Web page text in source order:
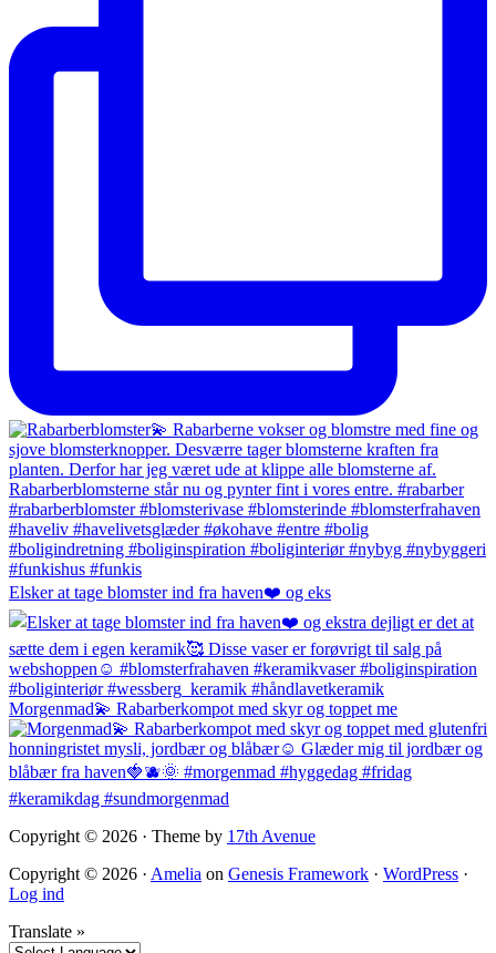
Elsker at tage blomster ind fra haven❤️ og eks
Morgenmad💫 Rabarberkompot med skyr og toppet me
Copyright © 2026 · Theme by 17th Avenue
Copyright © 2026 · Amelia on Genesis Framework · WordPress ·
Log ind
Translate »